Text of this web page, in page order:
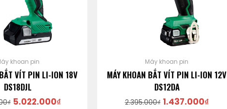
khoan pin
VÍT PIN LI-ION 18V
DS18DJL
₫ 5.022.000₫
Máy khoan pin
MÁY KHOAN BẮT VÍT PIN LI-ION 12V
DS12DA
2.395.000₫ 1.437.000₫